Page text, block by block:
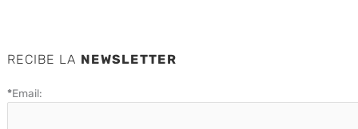
RECIBE LA NEWSLETTER
*Email: